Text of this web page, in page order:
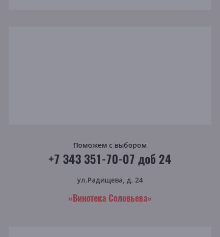
Поможем с выбором
+7 343 351-70-07 доб 24
ул.Радищева, д. 24
«Винотека Соловьева»